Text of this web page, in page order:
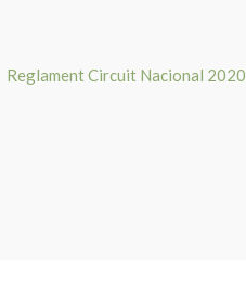
Reglament Circuit Nacional 2020